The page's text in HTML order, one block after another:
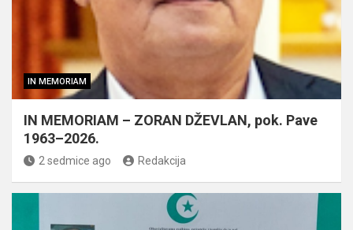
IN MEMORIAM
IN MEMORIAM – ZORAN DŽEVLAN, pok. Pave
1963–2026.
2 sedmice ago Redakcija